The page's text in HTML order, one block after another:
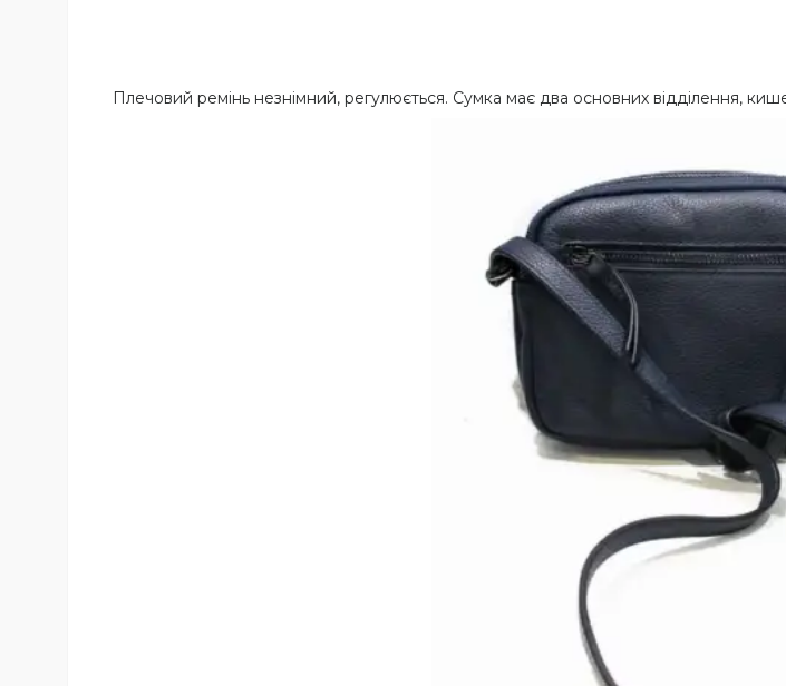
Плечовий ремінь незнімний, регулюється. Сумка має два основних відділення,